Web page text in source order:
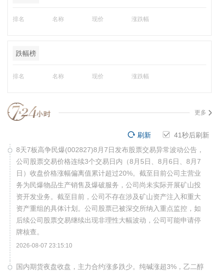
排名 名称 现价 涨跌幅
跌幅榜
排名 名称 现价 涨跌幅
更多
40秒后刷新
刷新
8天7板高争民爆(002827)8月7日发布股票交易异常波动公告，
公司股票交易价格连续3个交易日内（8月5日、8月6日、8月7
日）收盘价格涨幅偏离值累计超过20%。截至目前公司主营业
务为民爆物品生产销售及爆破服务，公司尚未实际开展矿山投
资开发业务。截至目前，公司不存在涉及矿山资产注入和重大
资产重组的具体计划。公司股票已被深交所纳入重点监控，如
后续公司股票交易继续出现非理性大幅波动，公司可能申请停
牌核查。
2026-08-07 23:15:10
国内期货夜盘收盘，主力合约涨多跌少。纯碱涨超3%，乙二醇